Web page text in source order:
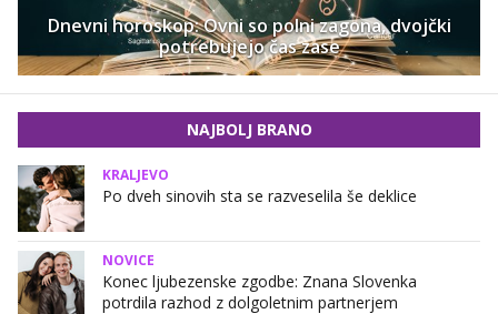
Dnevni horoskop: Ovni so polni zagona, dvojčki
potrebujejo čas zase
NAJBOLJ BRANO
KRALJEVO
Po dveh sinovih sta se razveselila še deklice
NOVICE
Konec ljubezenske zgodbe: Znana Slovenka
potrdila razhod z dolgoletnim partnerjem